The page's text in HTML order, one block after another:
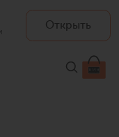
Открыть
54 100 ₽